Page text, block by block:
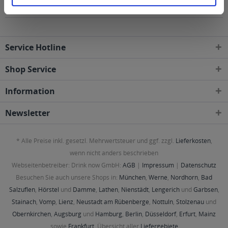
Gebieten geliefert
Service Hotline
Shop Service
Information
Newsletter
* Alle Preise inkl. gesetzl. Mehrwertsteuer und ggf. zzgl. Lieferkosten,
wenn nicht anders beschrieben
Webseitenbetreiber: Drink now GmbH: AGB | Impressum | Datenschutz
Besuchen Sie auch unsere Shops in: München, Werne, Nordhorn, Bad
Salzuflen, Hörstel und Damme, Lathen, Nienstädt, Lengerichund Garbsen,
Stainach, Vomp, Lienz, Neustadt am Rübenberge, Nottuln, Stolzenau und
Obernkirchen, Augsburg und Hamburg, Berlin, Düsseldorf, Erfurt, Mainz